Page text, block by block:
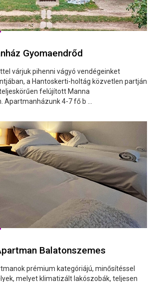
Gyomaendrőd
várjuk pihenni vágyó vendégeinket
a Hantoskerti-holtág közvetlen partján
felújított Manna
4-7 fő b ...
Balatonszemes
prémium kategóriájú, minősítéssel
melyet klimatizált lakószobák, teljesen